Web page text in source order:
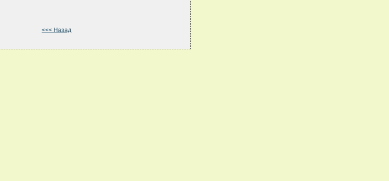
<<< Назад